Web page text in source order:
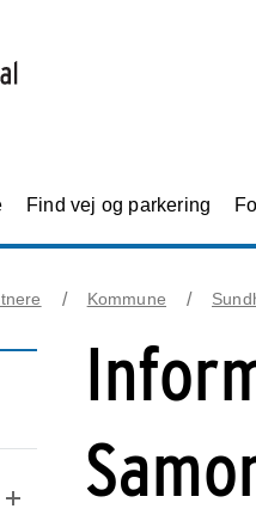
Find vej og parkering
Kommune